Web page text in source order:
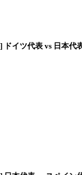
ドイツ代表 vs 日本代